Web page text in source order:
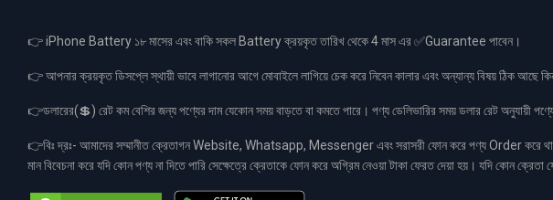
👉 iPhone Battery ১৮ মাসের এবং বাকি সকল Battery ক্রয়কৃত তারিখ থেকে 4 মাস এর ✅Guarantee পাবেন।
👉 আপনার ক্রয়কৃত ডিসপ্লে স্থায়ী ভাবে লাগানোর আগে মোবাইলে লাগিয়ে চেক করে নিবেন কালার এবং অন্যান্য বিষয় ঠিক
👉ডলারের(💲) রেট কম বেশির জন্য পণ্যের দাম যেকোন সময় বাড়তে বা কমতে পারে। পণ্য ডেলিভারির সময় ডলার রেট অনুযায়ী
👉বিঃ দ্রঃ- আমাদের সম্মানীত ক্রেতাগন Website, Whatsapp, Messenger এবং সরাসরী ফোন করে পণ্য Order করে
মান বিবেচনা করে যদি কোন পণ্য না দিতে পারি সেক্ষেত্রে ক্রেতাকে ফোন করে অগ্রিম নেওয়া টাকা ফেরত দেয়া হয়। যদি কোন